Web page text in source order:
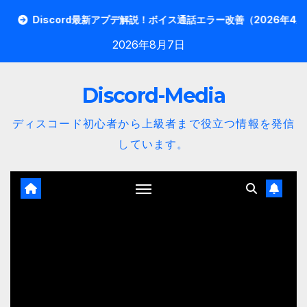
最新アプデ解説！ボイス通話エラー改善（2026年4月版）
2026年8月7日
Discord-Media
ディスコード初心者から上級者まで役立つ情報を発信
しています。